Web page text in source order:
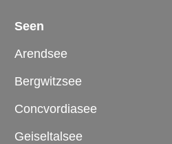
Seen
Arendsee
Bergwitzsee
Concvordiasee
Geiseltalsee